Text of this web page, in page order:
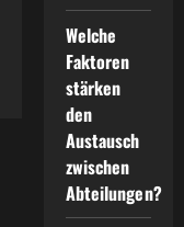
Welche
Faktoren
stärken
den
Austausch
zwischen
Abteilungen?